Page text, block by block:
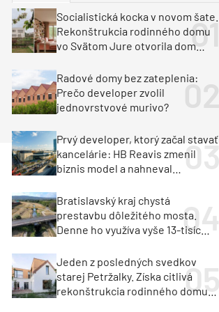
Klimatizácia a vetranie
Milan Murcka
Socialistická kocka v novom šate.
Rekonštrukcia rodinného domu
vo Svätom Jure otvorila dom
Radové domy bez zateplenia:
Prečo developer zvolil
jednovrstvové murivo?
Prvý developer, ktorý začal stavať
kancelárie: HB Reavis zmenil
biznis model a nahneval
Bratislavský kraj chystá
prestavbu dôležitého mosta.
Denne ho využíva vyše 13-tisíc
Jeden z posledných svedkov
starej Petržalky. Získa citlivá
rekonštrukcia rodinného domu